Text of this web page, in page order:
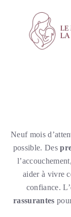
Neuf mois
possible. Des
aider à vivre
confiance.
rassurantes